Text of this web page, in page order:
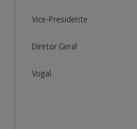
Vice-Presidente
Diretor Geral
Vogal